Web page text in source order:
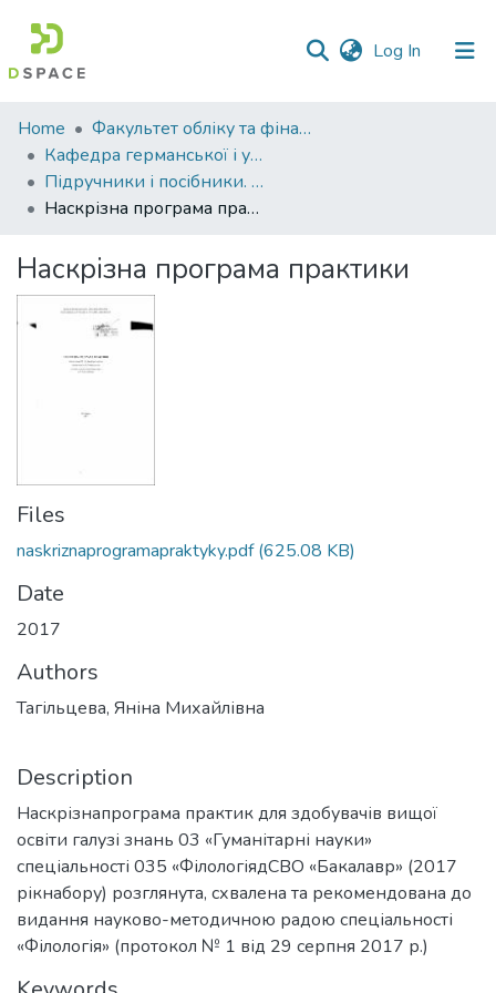
Log In (current)
Communities
&
Collections
All of DSpace
Statistics
Home
Факультет обліку та фінансів
Кафедра германської і української філології
Підручники і посібники. Кафедра германської і української філології
Наскрізна програма практики
Наскрізна програма практики
Files
naskriznaprogramapraktyky.pdf(625.08 KB)
Date
2017
Authors
Тагільцева, Яніна Михайлівна
Description
Наскрізнапрограма практик для здобувачів вищої
освіти галузі знань 03 «Гуманітарні науки»
спеціальності 035 «ФілологіядСВО «Бакалавр» (2017
рікнабору) розглянута, схвалена та рекомендована до
видання науково-методичною радою спеціальності
«Філологія» (протокол № 1 від 29 серпня 2017 р.)